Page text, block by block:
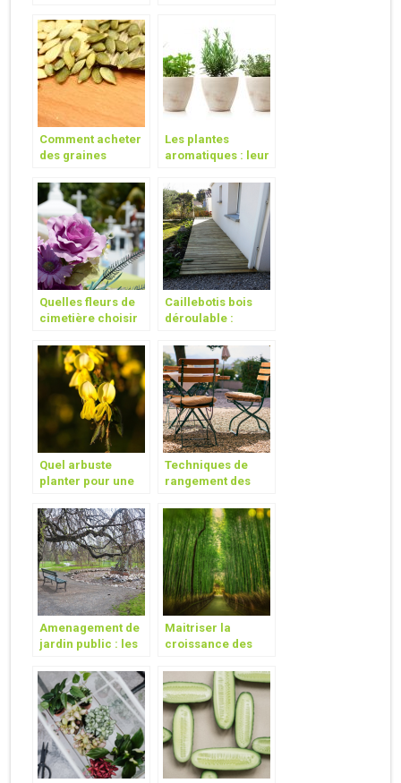
Comment acheter
des graines
?
Les plantes
aromatiques : leur
quelques astuces
pour les cultiver
Quelles fleurs de
cimetière choisir
Caillebotis bois
déroulable :
Quel arbuste
planter pour une
dans votre jardin?
Techniques de
rangement des
Amenagement de
jardin public : les
prevoir !
Maitriser la
croissance des
pour limiter les
rhizomes
envahissants